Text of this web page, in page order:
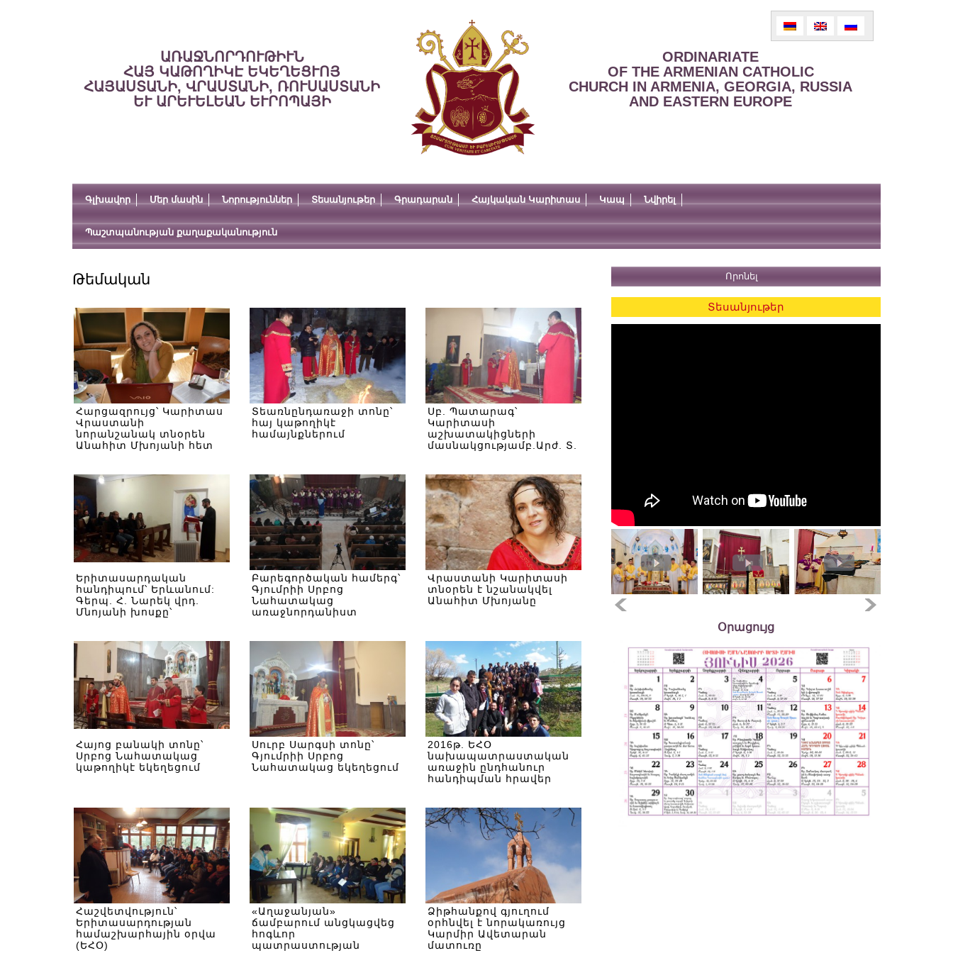
ԱՌԱՋՆՈՐԴՈՒԹԻՒՆ
ՀԱՅ ԿԱԹՈՂԻԿԷ ԵԿԵՂԵՑՒՈՅ
ՀԱՅԱՍՏԱՆԻ, ՎՐԱՍՏԱՆԻ, ՌՈՒՍԱՍՏԱՆԻ
ԵՒ ԱՐԵՒԵԼԵԱՆ ԵՒՐՈՊԱՅԻ
ORDINARIATE
OF THE ARMENIAN CATHOLIC
CHURCH IN ARMENIA, GEORGIA, RUSSIA
AND EASTERN EUROPE
Գլխավոր Մեր մասին Նորություններ Տեսանյութեր Գրադարան Հայկական Կարիտաս Կապ Նվիրել
Պաշտպանության քաղաքականություն
Թեմական
Հարցազրույց՝ Կարիտաս
Վրաստանի
նորանշանակ տնօրեն
Անահիտ Մխոյանի հետ
Տեառնընդառաջի տոնը՝
հայ կաթողիկէ
համայնքներում
Սբ. Պատարագ՝
Կարիտասի
աշխատակիցների
մասնակցությամբ.Արժ. Տ.
Երիտասարդական
հանդիպում՝ Երևանում:
Գերպ. Հ. Նարեկ վրդ.
Մնոյանի խոսքը՝
Բարեգործական համերգ՝
Գյումրիի Սրբոց
Նահատակաց
առաջնորդանիստ
Վրաստանի Կարիտասի
տնօրեն է նշանակվել
Անահիտ Մխոյանը
Հայոց բանակի տոնը՝
Սրբոց Նահատակաց
կաթողիկէ եկեղեցում
Սուրբ Սարգսի տոնը՝
Գյումրիի Սրբոց
Նահատակաց եկեղեցում
2016թ. ԵՀՕ
նախապատրաստական
առաջին ընդհանուր
հանդիպման հրավեր
Հաշվետվություն՝
Երիտասարդության
համաշխարհային օրվա
(ԵՀՕ)
«Աղաջանյան»
ճամբարում անցկացվեց
հոգևոր
պատրաստության
Ձիթհանքով գյուղում
օրհնվել է նորակառույց
Կարմիր Ավետարան
մատուռը
Տեսանյութեր
Օրացույց